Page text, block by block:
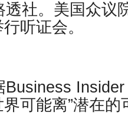
透社。美国众议
听证会。
Business
可能离”潜在的